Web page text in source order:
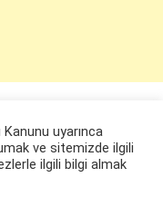
Kanunu uyarınca
ve sitemizde ilgili
ilgili bilgi almak